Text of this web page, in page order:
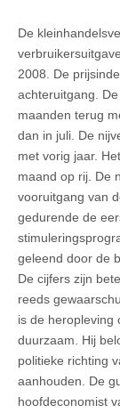
De
2008. De
achteruitgang.
maanden terug
dan in juli. De
met vorig jaar.
maand op rij. De
vooruitgang van
gedurende de
geleend door de
De cijfers zijn
reeds
is de heropleving
duurzaam. Hij
politieke richting
aanhouden. De
hoofdeconomist